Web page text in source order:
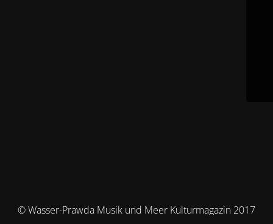
© Wasser-Prawda Musik und Meer Kulturmagazin 2017